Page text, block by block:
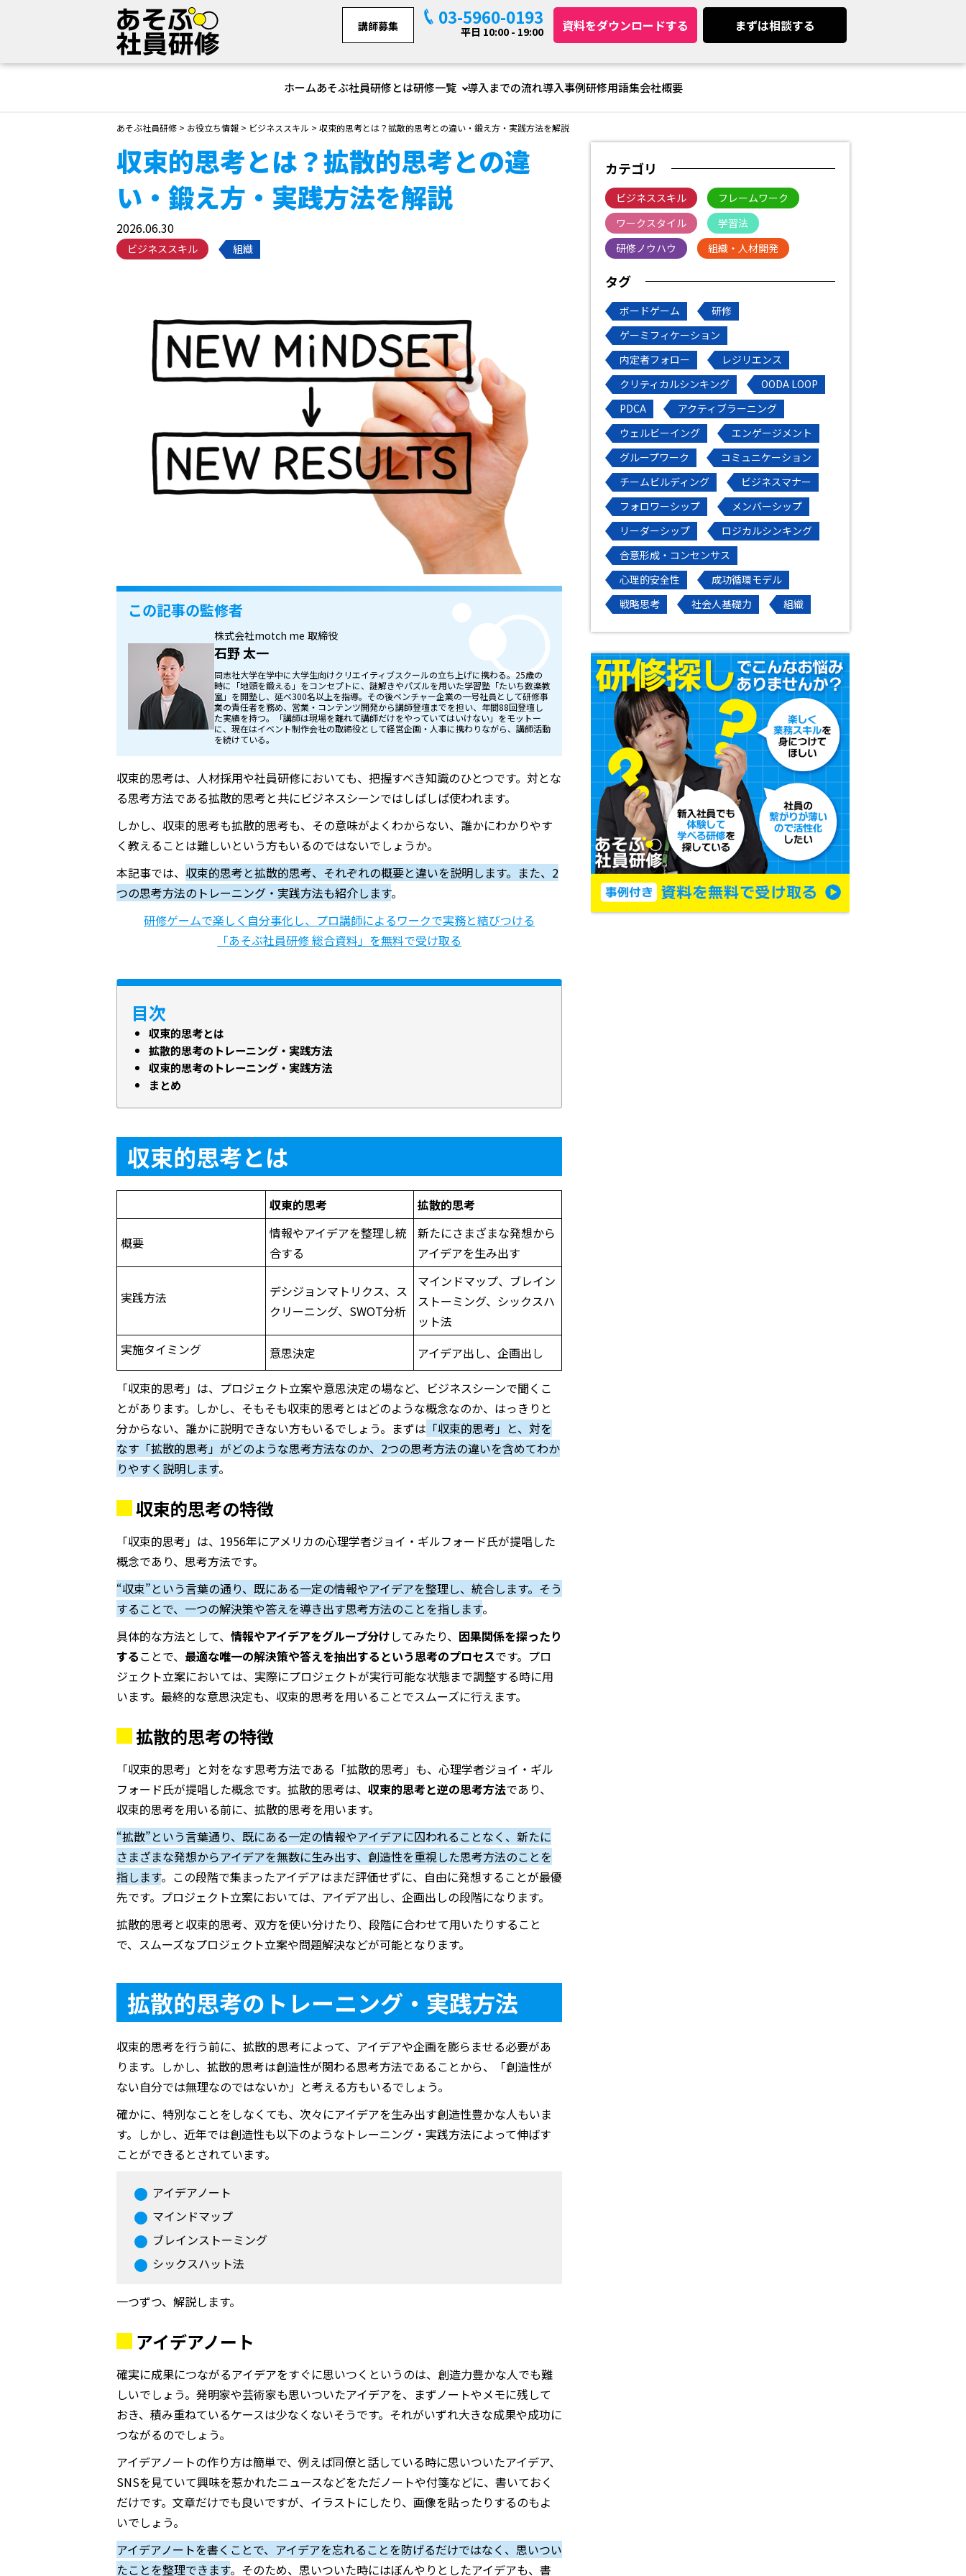
講師募集 03-5960-0193
平日 10:00 - 19:00 資料をダウンロードする まずは相談する
ホームあそぶ社員研修とは研修一覧 導入までの流れ導入事例研修用語集会社概要
あそぶ社員研修 > お役立ち情報 > ビジネススキル > 収束的思考とは？拡散的思考との違い・鍛え方・実践方法を解説
収束的思考とは？拡散的思考との違
い・鍛え方・実践方法を解説
2026.06.30
ビジネススキル 組織
この記事の監修者
株式会社motch me 取締役
石野 太一
同志社大学在学中に大学生向けクリエイティブスクールの立ち上げに携わる。25歳の
時に「地頭を鍛える」をコンセプトに、謎解きやパズルを用いた学習塾「たいち数楽教
室」を開塾し、延べ300名以上を指導。その後ベンチャー企業の一号社員として研修事
業の責任者を務め、営業・コンテンツ開発から講師登壇までを担い、年間88回登壇し
た実績を持つ。「講師は現場を離れて講師だけをやっていてはいけない」をモットー
に、現在はイベント制作会社の取締役として経営企画・人事に携わりながら、講師活動
を続けている。
収束的思考は、人材採用や社員研修においても、把握すべき知識のひとつです。対とな
る思考方法である拡散的思考と共にビジネスシーンではしばしば使われます。
しかし、収束的思考も拡散的思考も、その意味がよくわからない、誰かにわかりやす
く教えることは難しいという方もいるのではないでしょうか。
本記事では、 収束的思考と拡散的思考、それぞれの概要と違いを説明します。また、 2
つの思考方法のトレーニング・実践方法も紹介します。
研修ゲームで楽しく自分事化し、プロ講師によるワークで実務と結びつける
「あそぶ社員研修 総合資料」を無料で受け取る
目次
収束的思考とは
拡散的思考のトレーニング・実践方法
収束的思考のトレーニング・実践方法
まとめ
収束的思考とは
収束的思考 拡散的思考
概要
情報やアイデアを整理し統
合する
新たにさまざまな発想から
アイデアを生み出す
実践方法
デシジョンマトリクス、ス
クリーニング、 SWOT分析
マインドマップ、ブレイン
ストーミング、シックスハ
ット法
実施タイミング
意思決定 アイデア出し、企画出し
「収束的思考」は、プロジェクト立案や意思決定の場など、ビジネスシーンで聞くこ
とがあります。しかし、そもそも収束的思考とはどのような概念なのか、はっきりと
分からない、誰かに説明できない方もいるでしょう。まずは 「収束的思考」と、対を
なす「拡散的思考」がどのような思考方法なのか、 2つの思考方法の違いを含めてわか
りやすく説明します。
収束的思考の特徴
「収束的思考」は、 1956年にアメリカの心理学者ジョイ・ギルフォード氏が提唱した
概念であり、思考方法です。
“収束”という言葉の通り、既にある一定の情報やアイデアを整理し、統合します。そう
することで、一つの解決策や答えを導き出す思考方法のことを指します。
具体的な方法として、 情報やアイデアをグループ分けしてみたり、 因果関係を探ったり
することで、 最適な唯一の解決策や答えを抽出するという思考のプロセスです。プロ
ジェクト立案においては、実際にプロジェクトが実行可能な状態まで調整する時に用
います。最終的な意思決定も、収束的思考を用いることでスムーズに行えます。
拡散的思考の特徴
「収束的思考」と対をなす思考方法である「拡散的思考」も、心理学者ジョイ・ギル
フォード氏が提唱した概念です。拡散的思考は、 収束的思考と逆の思考方法であり、
収束的思考を用いる前に、拡散的思考を用います。
“拡散”という言葉通り、既にある一定の情報やアイデアに囚われることなく、新たに
さまざまな発想からアイデアを無数に生み出す、創造性を重視した思考方法のことを
指します。この段階で集まったアイデアはまだ評価せずに、自由に発想することが最優
先です。プロジェクト立案においては、アイデア出し、企画出しの段階になります。
拡散的思考と収束的思考、双方を使い分けたり、段階に合わせて用いたりすること
で、スムーズなプロジェクト立案や問題解決などが可能となります。
拡散的思考のトレーニング・実践方法
収束的思考を行う前に、拡散的思考によって、アイデアや企画を膨らませる必要があ
ります。しかし、拡散的思考は創造性が関わる思考方法であることから、「創造性が
ない自分では無理なのではないか」と考える方もいるでしょう。
確かに、特別なことをしなくても、次々にアイデアを生み出す創造性豊かな人もいま
す。しかし、近年では創造性も以下のようなトレーニング・実践方法によって伸ばす
ことができるとされています。
アイデアノート
マインドマップ
ブレインストーミング
シックスハット法
一つずつ、解説します。
アイデアノート
確実に成果につながるアイデアをすぐに思いつくというのは、創造力豊かな人でも難
しいでしょう。発明家や芸術家も思いついたアイデアを、まずノートやメモに残して
おき、積み重ねているケースは少なくないそうです。それがいずれ大きな成果や成功に
つながるのでしょう。
アイデアノートの作り方は簡単で、例えば同僚と話している時に思いついたアイデア、
SNSを見ていて興味を惹かれたニュースなどをただノートや付箋などに、書いておく
だけです。文章だけでも良いですが、イラストにしたり、画像を貼ったりするのもよ
いでしょう。
アイデアノートを書くことで、アイデアを忘れることを防げるだけではなく、思いつい
たことを整理できます。そのため、思いついた時にはぼんやりとしたアイデアも、書
カテゴリ
ビジネススキル
フレームワーク
ワークスタイル
学習法
研修ノウハウ
組織・人材開発
タグ
ボードゲーム
研修
ゲーミフィケーション
内定者フォロー
レジリエンス
クリティカルシンキング
OODA LOOP
PDCA
アクティブラーニング
ウェルビーイング
エンゲージメント
グループワーク
コミュニケーション
チームビルディング
ビジネスマナー
フォロワーシップ
メンバーシップ
リーダーシップ
ロジカルシンキング
合意形成・コンセンサス
心理的安全性
成功循環モデル
戦略思考
社会人基礎力 組織